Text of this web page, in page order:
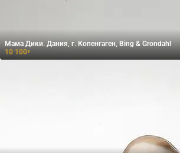
Мама Дики. Дания, г. Копенгаген, Bing & Grondahl
10 100₽